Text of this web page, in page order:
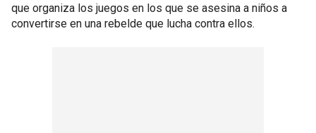
que organiza los juegos en los que se asesina a niños a
convertirse en una rebelde que lucha contra ellos.